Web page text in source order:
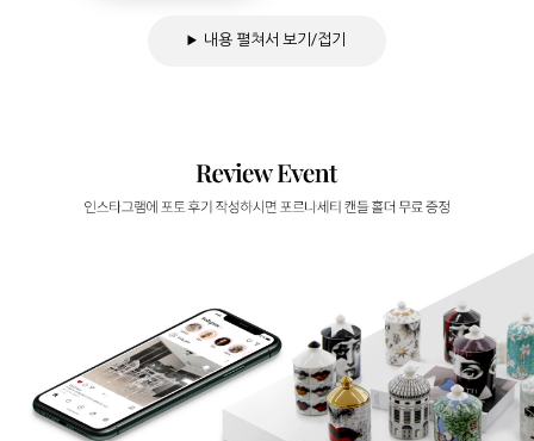
내용 펼쳐서 보기/접기